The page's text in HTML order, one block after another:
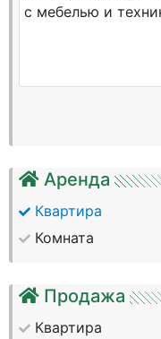
Аренда
Квартира
Комната
Продажа
Квартира
с мебелью и